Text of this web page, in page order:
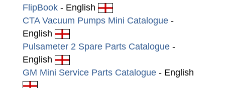
FlipBook - English
CTA Vacuum Pumps Mini Catalogue -
English
Pulsameter 2 Spare Parts Catalogue -
English
GM Mini Service Parts Catalogue - English